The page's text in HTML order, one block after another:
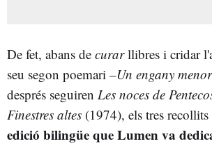
De fet, abans de curarllibres i cridar
seu segon poemari –Un engany menor
després seguiren Les noces de
Finestres altes (1974), els tres recollits
edició bilingüe que Lumen va